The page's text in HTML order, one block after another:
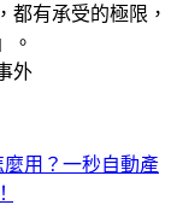
都有承受的極限，
。
外
麼用？一秒自動產